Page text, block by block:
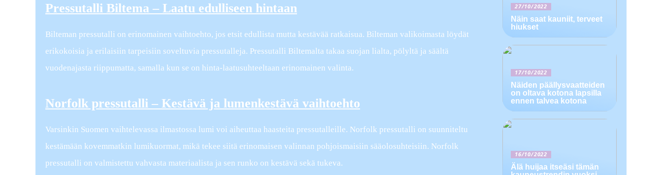
Pressutalli Biltema – Laatu edulliseen hintaan
Bilteman pressutalli on erinomainen vaihtoehto, jos etsit edullista mutta kestävää ratkaisua. Bilteman valikoimasta löydät
erikokoisia ja erilaisiin tarpeisiin soveltuvia pressutalleja. Pressutalli Biltemalta takaa suojan lialta, pölyltä ja säältä
vuodenajasta riippumatta, samalla kun se on hinta-laatusuhteeltaan erinomainen valinta.
Norfolk pressutalli – Kestävä ja lumenkestävä vaihtoehto
Varsinkin Suomen vaihtelevassa ilmastossa lumi voi aiheuttaa haasteita pressutalleille. Norfolk pressutalli on suunniteltu
kestämään kovemmatkin lumikuormat, mikä tekee siitä erinomaisen valinnan pohjoismaisiin sääolosuhteisiin. Norfolk
pressutalli on valmistettu vahvasta materiaalista ja sen runko on kestävä sekä tukeva.
27/10/2022
Näin saat kauniit, terveet
hiukset
17/10/2022
Näiden päällysvaatteiden
on oltava kotona lapsilla
ennen talvea kotona
16/10/2022
Älä huijaa itseäsi tämän